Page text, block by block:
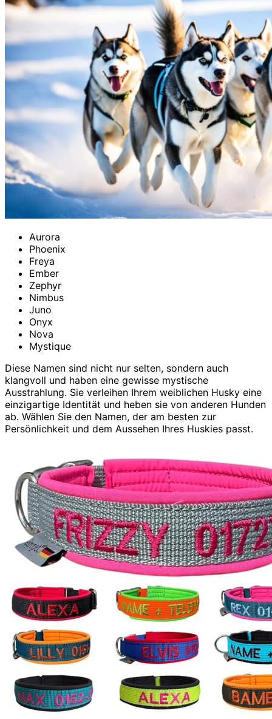
Aurora
Phoenix
Freya
Ember
Zephyr
Nimbus
Juno
Onyx
Nova
Mystique
Diese Namen sind nicht nur selten, sondern auch
klangvoll und haben eine gewisse mystische
Ausstrahlung. Sie verleihen Ihrem weiblichen Husky eine
einzigartige Identität und heben sie von anderen Hunden
ab. Wählen Sie den Namen, der am besten zur
Persönlichkeit und dem Aussehen Ihres Huskies passt.